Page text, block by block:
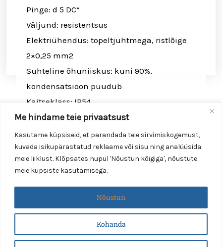
Me hindame teie privaatsust
Kasutame küpsiseid, et parandada teie sirvimiskogemust,
kuvada isikupärastatud reklaame või sisu ning analüüsida
meie liiklust. Klõpsates nupul 'Nõustun kõigiga', nõustute
meie küpsiste kasutamisega.
Kohanda
Nõustun
Pinge: d 5 DC*
Väljund: resistentsus
Elektriühendus: topeltjuhtmega, ristlõige
2×0,25 mm2
Suhteline õhuniiskus: kuni 90%,
kondensatsioon puudub
Kaitseklass: IP54
Elektriseadme klass: III
*Anduri kaudu tekitatud maksimaalne
vool rakendatud pingega on 2 mA.
Smartvent Group OÜ
Läike tee 1, 75312 Peetri küla, Rae vald, Harjumaa